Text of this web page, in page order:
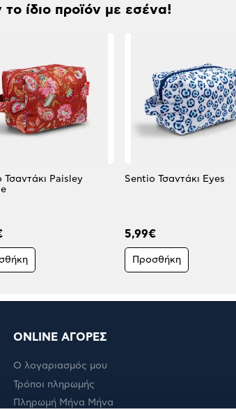
ίδιο προϊόν με εσένα!
Τσαντάκι Paisley
Sentio Τσαντάκι Eyes
5,99€
Προσθήκη
ONLINE ΑΓΟΡΕΣ
Ο λογαριασμός μου
Τρόποι πληρωμής
Πληρωμή Μήνα Μήνα